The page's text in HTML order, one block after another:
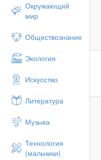
Окружающий
мир
Обществознание
Экология
Искусство
Литература
Музыка
Технология
(мальчики)